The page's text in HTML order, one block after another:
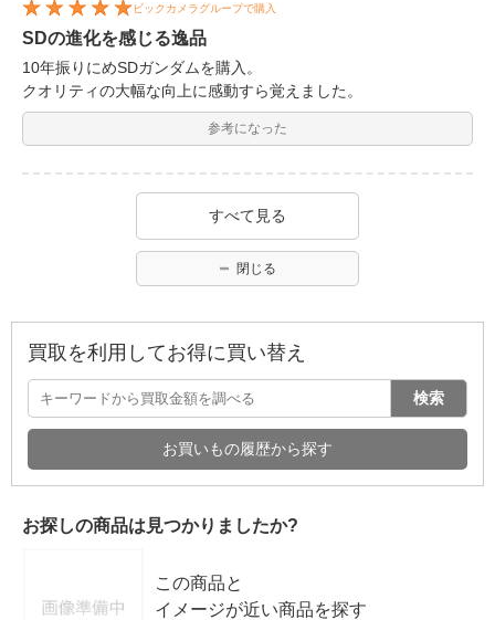
ビックカメラグループで購入
SDの進化を感じる逸品
10年振りにめSDガンダムを購入。
クオリティの大幅な向上に感動すら覚えました。
参考になった
すべて見る
閉じる
買取を利用してお得に買い替え
検索
お買いもの履歴から探す
お探しの商品は見つかりましたか?
この商品と
イメージが近い商品を探す